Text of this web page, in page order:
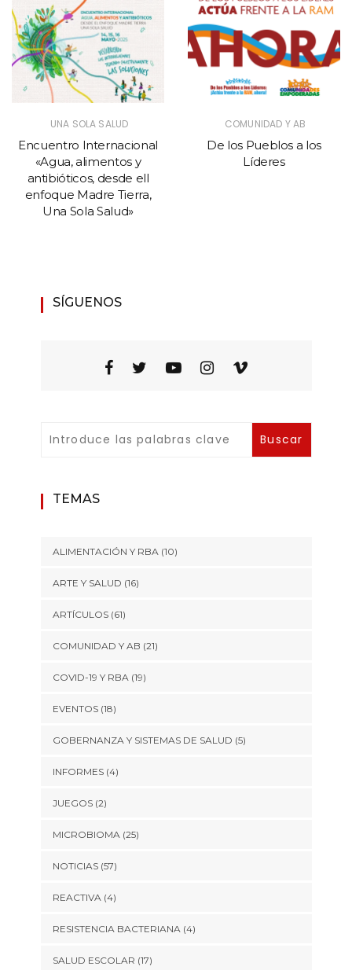
UNA SOLA SALUD
Encuentro Internacional
«Agua, alimentos y
antibióticos, desde ell
enfoque Madre Tierra,
Una Sola Salud»
COMUNIDAD Y AB
De los Pueblos a los
Líderes
SÍGUENOS
TEMAS
ALIMENTACIÓN Y RBA(10)
ARTE Y SALUD (16)
ARTÍCULOS(61)
COMUNIDAD Y AB (21)
COVID-19 Y RBA(19)
EVENTOS(18)
GOBERNANZA Y SISTEMAS DE SALUD (5)
INFORMES(4)
JUEGOS(2)
MICROBIOMA(25)
NOTICIAS(57)
REACTIVA(4)
RESISTENCIA BACTERIANA(4)
SALUD ESCOLAR (17)